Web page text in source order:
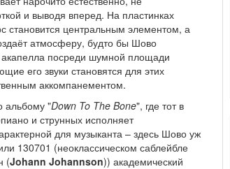
и выводя вперед. На пластинках
становится центральным элементом, а
атмосферу, будто бы Шово
акапелла посреди шумной площади
его звуки становятся для этих
аккомпанементом.
альбому "Down To The Bone", где тот в
и струнных исполняет
для музыканта – здесь Шово уж
130701 (неоклассическом саблейбле
(Johann Johannson)) академический